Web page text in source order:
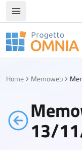
Apri/chiudi menù
Progetto Omnia
Home Memoweb
13/